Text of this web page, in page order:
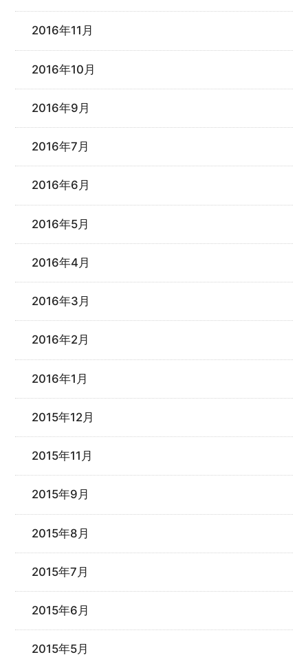
2016年11月
2016年10月
2016年9月
2016年7月
2016年6月
2016年5月
2016年4月
2016年3月
2016年2月
2016年1月
2015年12月
2015年11月
2015年9月
2015年8月
2015年7月
2015年6月
2015年5月